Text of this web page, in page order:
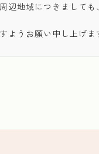
辺地域につきまして
うお願い申し上げま